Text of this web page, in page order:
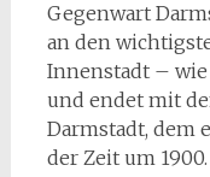
Gegenwart
an den
Innenstadt –
und endet mit
Darmstadt, dem
der Zeit um 1900.